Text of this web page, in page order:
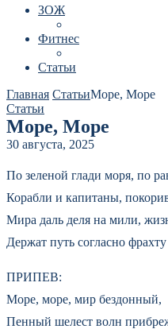
ЗОЖ
Фитнес
Статьи
Главная СтатьиМоре, Море
Статьи
Море, Море
30 августа, 2025
По зеленой глади моря, по
Корабли и капитаны,
Мира даль деля на мили,
Держат путь согласно
ПРИПЕВ:
Море, море, мир бездонный,
Пенный шелест волн